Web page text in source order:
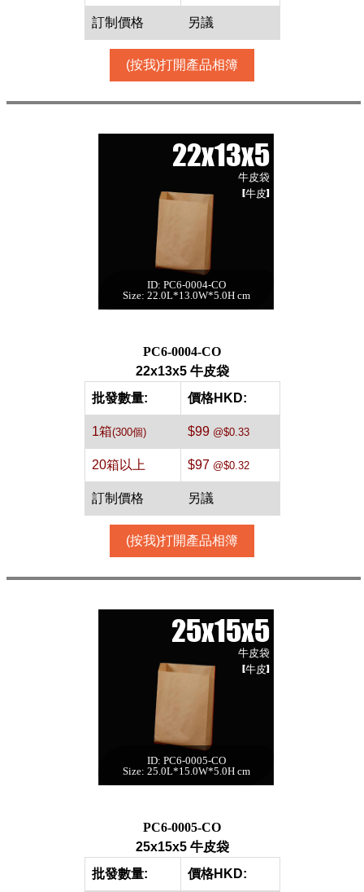
訂制價格 另議
(按我)打開產品相簿
22x13x5
牛皮袋
[牛皮]
ID: PC6-0004-CO
Size: 22.0L*13.0W*5.0H cm
22x13x5 牛皮袋[牛
皮,300件]
PC6-0004-CO
22x13x5 牛皮袋
批發數量:
價格HKD:
1箱(300個) $99@$0.33
20箱以上 $97 @$0.32
訂制價格 另議
(按我)打開產品相簿
25x15x5
牛皮袋
[牛皮]
ID: PC6-0005-CO
Size: 25.0L*15.0W*5.0H cm
25x15x5 牛皮袋[牛
皮,300件]
PC6-0005-CO
25x15x5 牛皮袋
批發數量:
價格HKD: